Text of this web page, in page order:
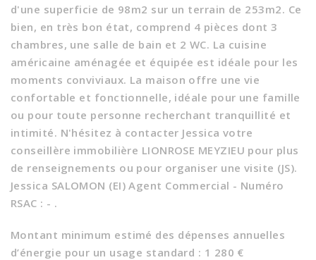
d'une superficie de 98m2 sur un terrain de 253m2. Ce
bien, en très bon état, comprend 4 pièces dont 3
chambres, une salle de bain et 2 WC. La cuisine
américaine aménagée et équipée est idéale pour les
moments conviviaux. La maison offre une vie
confortable et fonctionnelle, idéale pour une famille
ou pour toute personne recherchant tranquillité et
intimité. N'hésitez à contacter Jessica votre
conseillère immobilière LIONROSE MEYZIEU pour plus
de renseignements ou pour organiser une visite (JS).
Jessica SALOMON (EI) Agent Commercial - Numéro
RSAC : - .
Montant minimum estimé des dépenses annuelles
d’énergie pour un usage standard : 1 280 €